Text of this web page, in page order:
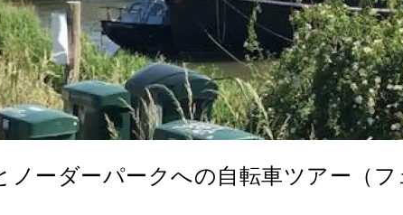
ノーダーパークへの自転車ツアー（フ